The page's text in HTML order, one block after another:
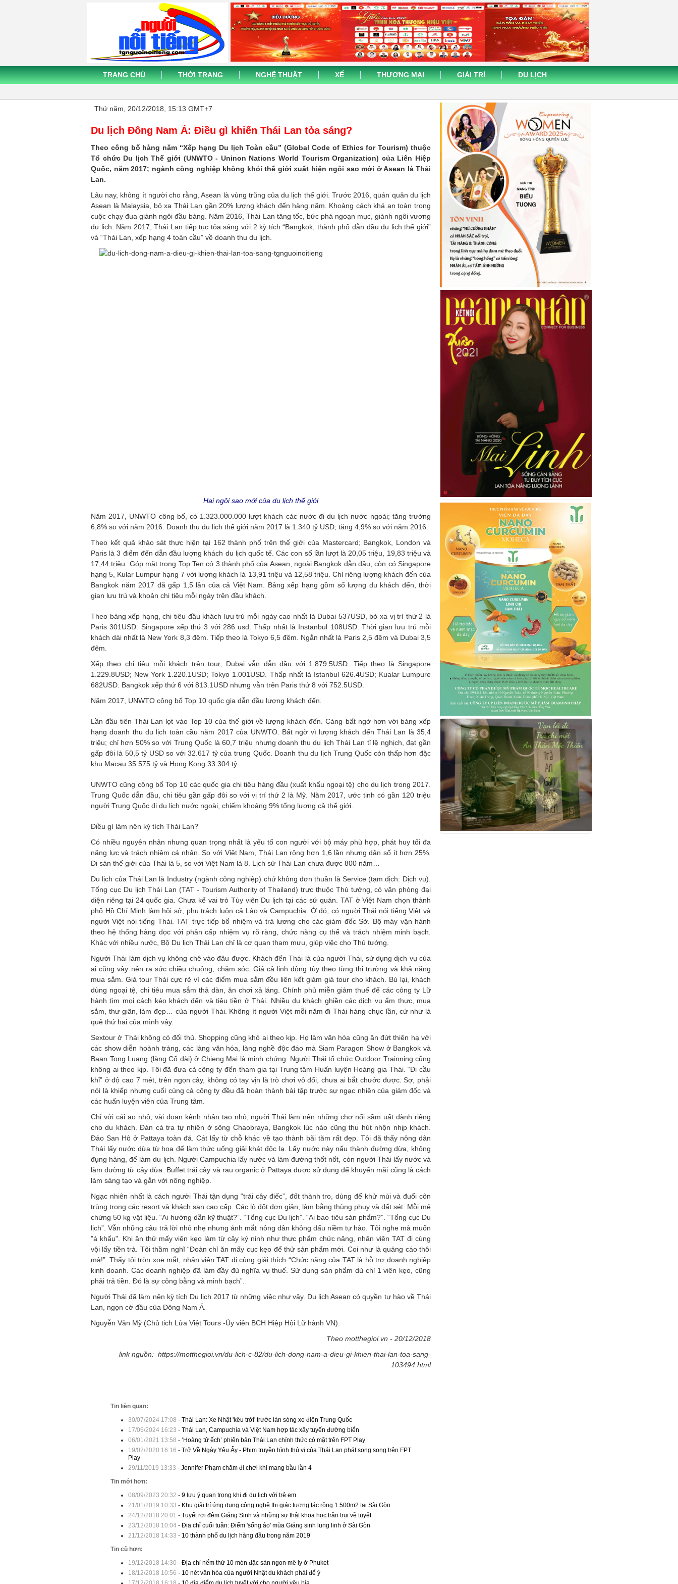
TRANG CHỦ THỜI TRANG NGHỆ THUẬT XẾ THƯƠNG MẠI GIẢI TRÍ DU LỊCH
Thứ năm, 20/12/2018, 15:13 GMT+7
Du lịch Đông Nam Á: Điều gì khiến Thái Lan tỏa sáng?
Theo công bố hàng năm “Xếp hạng Du lịch Toàn cầu” (Global Code of Ethics for Tourism) thuộc
Tổ chức Du lịch Thế giới (UNWTO - Uninon Nations World Tourism Organization) của Liên Hiệp
Quốc, năm 2017; ngành công nghiệp không khói thế giới xuất hiện ngôi sao mới ở Asean là Thái
Lan.
Lâu nay, không ít người cho rằng, Asean là vùng trũng của du lịch thế giới. Trước 2016, quán quân du lịch
Asean là Malaysia, bỏ xa Thái Lan gần 20% lượng khách đến hàng năm. Khoảng cách khá an toàn trong
cuộc chạy đua giành ngôi đầu bảng. Năm 2016, Thái Lan tăng tốc, bức phá ngoạn mục, giành ngôi vương
du lịch. Năm 2017, Thái Lan tiếp tục tỏa sáng với 2 kỳ tích “Bangkok, thành phố dẫn đầu du lịch thế giới”
và “Thái Lan, xếp hạng 4 toàn cầu” về doanh thu du lịch.
Hai ngôi sao mới của du lịch thế giới
Năm 2017, UNWTO công bố, có 1.323.000.000 lượt khách các nước đi du lịch nước ngoài; tăng trưởng
6,8% so với năm 2016. Doanh thu du lịch thế giới năm 2017 là 1.340 tỷ USD; tăng 4,9% so với năm 2016.
Theo kết quả khảo sát thực hiện tại 162 thành phố trên thế giới của Mastercard; Bangkok, London và
Paris là 3 điểm đến dẫn đầu lượng khách du lịch quốc tế. Các con số lần lượt là 20,05 triệu, 19,83 triệu và
17,44 triệu. Góp mặt trong Top Ten có 3 thành phố của Asean, ngoài Bangkok dẫn đầu, còn có Singapore
hạng 5, Kular Lumpur hạng 7 với lượng khách là 13,91 triệu và 12,58 triệu. Chỉ riêng lượng khách đến của
Bangkok năm 2017 đã gấp 1,5 lần của cả Việt Nam. Bảng xếp hạng gồm số lượng du khách đến, thời
gian lưu trú và khoản chi tiêu mỗi ngày trên đầu khách.
Theo bảng xếp hạng, chi tiêu đầu khách lưu trú mỗi ngày cao nhất là Dubai 537USD, bỏ xa vị trí thứ 2 là
Paris 301USD. Singapore xếp thứ 3 với 286 usd. Thấp nhất là Instanbul 108USD. Thời gian lưu trú mỗi
khách dài nhất là New York 8,3 đêm. Tiếp theo là Tokyo 6,5 đêm. Ngắn nhất là Paris 2,5 đêm và Dubai 3,5
đêm.
Xếp theo chi tiêu mỗi khách trên tour, Dubai vẫn dẫn đầu với 1.879.5USD. Tiếp theo là Singapore
1.229.8USD; New York 1.220.1USD; Tokyo 1.001USD. Thấp nhất là Istanbul 626.4USD; Kualar Lumpure
682USD. Bangkok xếp thứ 6 với 813.1USD nhưng vẫn trên Paris thứ 8 với 752.5USD.
Năm 2017, UNWTO công bố Top 10 quốc gia dẫn đầu lượng khách đến.
Lần đầu tiên Thái Lan lọt vào Top 10 của thế giới về lượng khách đến. Càng bất ngờ hơn với bảng xếp
hạng doanh thu du lịch toàn cầu năm 2017 của UNWTO. Bất ngờ vì lượng khách đến Thái Lan là 35,4
triệu; chỉ hơn 50% so với Trung Quốc là 60,7 triệu nhưng doanh thu du lịch Thái Lan tỉ lệ nghịch, đạt gần
gấp đôi là 50,5 tỷ USD so với 32.617 tỷ của trung Quốc. Doanh thu du lịch Trung Quốc còn thấp hơn đặc
khu Macau 35.575 tỷ và Hong Kong 33.304 tỷ.
UNWTO cũng công bố Top 10 các quốc gia chi tiêu hàng đầu (xuất khẩu ngoại tệ) cho du lịch trong 2017.
Trung Quốc dẫn đầu, chi tiêu gần gấp đôi so với vị trí thứ 2 là Mỹ. Năm 2017, ước tinh có gần 120 triệu
người Trung Quốc đi du lịch nước ngoài, chiếm khoảng 9% tổng lượng cả thế giới.
Điều gì làm nên kỳ tích Thái Lan?
Có nhiều nguyên nhân nhưng quan trọng nhất là yếu tố con người với bộ máy phù hợp, phát huy tối đa
năng lực và trách nhiệm cá nhân. So với Việt Nam, Thái Lan rộng hơn 1,6 lần nhưng dân số ít hơn 25%.
Di sản thế giới của Thái là 5, so với Việt Nam là 8. Lịch sử Thái Lan chưa được 800 năm…
Du lịch của Thái Lan là Industry (ngành công nghiệp) chứ không đơn thuần là Service (tạm dịch: Dịch vụ).
Tổng cục Du lịch Thái Lan (TAT - Tourism Authority of Thailand) trực thuộc Thủ tướng, có văn phòng đại
diện riêng tại 24 quốc gia. Chưa kể vai trò Tùy viên Du lịch tại các sứ quán. TAT ở Việt Nam chọn thành
phố Hồ Chí Minh làm hội sở, phụ trách luôn cả Lào và Campuchia. Ở đó, có người Thái nói tiếng Việt và
người Việt nói tiếng Thái. TAT trực tiếp bổ nhiệm và trả lương cho các giám đốc Sở. Bộ máy vận hành
theo hệ thống hàng dọc với phân cấp nhiệm vụ rõ ràng, chức năng cụ thể và trách nhiệm minh bạch.
Khác với nhiều nước, Bộ Du lịch Thái Lan chỉ là cơ quan tham mưu, giúp việc cho Thủ tướng.
Người Thái làm dịch vụ không chê vào đâu được. Khách đến Thái là của người Thái, sử dụng dịch vụ của
ai cũng vậy nên ra sức chiều chuộng, chăm sóc. Giá cả linh động tùy theo từng thị trường và khả năng
mua sắm. Giá tour Thái cực rẻ vì các điểm mua sắm đều liên kết giảm giá tour cho khách. Bù lại, khách
dùng ngoại tệ, chi tiêu mua sắm thả dàn, ăn chơi xả láng. Chính phủ miễn giảm thuế để các công ty Lữ
hành tìm mọi cách kéo khách đến và tiêu tiền ở Thái. Nhiều du khách ghiền các dịch vụ ẩm thực, mua
sắm, thư giãn, làm đẹp… của người Thái. Không ít người Việt mỗi năm đi Thái hàng chục lần, cứ như là
quê thứ hai của mình vậy.
Sextour ở Thái không có đối thủ. Shopping cũng khó ai theo kịp. Họ làm văn hóa cũng ăn đứt thiên hạ với
các show diễn hoành tráng, các làng văn hóa, làng nghề độc đáo mà Siam Paragon Show ở Bangkok và
Baan Tong Luang (làng Cổ dài) ở Chieng Mai là minh chứng. Người Thái tổ chức Outdoor Trainning cũng
không ai theo kịp. Tôi đã đưa cả công ty đến tham gia tại Trung tâm Huấn luyện Hoàng gia Thái. “Đi cầu
khỉ” ở độ cao 7 mét, trên ngọn cây, không có tay vịn là trò chơi vô đối, chưa ai bắt chước được. Sợ, phải
nói là khiếp nhưng cuối cùng cả công ty đều đã hoàn thành bài tập trước sự ngạc nhiên của giám đốc và
các huấn luyện viên của Trung tâm.
Chỉ với cái ao nhỏ, vài đoạn kênh nhân tạo nhỏ, người Thái làm nên những chợ nổi sầm uất dành riêng
cho du khách. Đàn cá tra tự nhiên ở sông Chaobraya, Bangkok lúc nào cũng thu hút nhộn nhịp khách.
Đảo San Hô ở Pattaya toàn đá. Cát lấy từ chỗ khác về tạo thành bãi tăm rất đẹp. Tôi đã thấy nông dân
Thái lấy nước dừa từ hoa để làm thức uống giải khát độc lạ. Lấy nước này nấu thành đường dừa, không
đụng hàng, để làm du lịch. Người Campuchia lấy nước và làm đường thốt nốt, còn người Thái lấy nước và
làm đường từ cây dừa. Buffet trái cây và rau organic ở Pattaya được sử dụng để khuyến mãi cũng là cách
làm sáng tạo và gắn với nông nghiệp.
Ngạc nhiên nhất là cách người Thái tận dụng “trái cây điếc”, đốt thành tro, dùng để khử mùi và đuổi côn
trùng trong các resort và khách sạn cao cấp. Các lò đốt đơn giản, làm bằng thùng phuy và đất sét. Mỗi mẻ
chừng 50 kg vật liệu. “Ai hướng dẫn kỹ thuật?”. “Tổng cục Du lịch”. “Ai bao tiêu sản phẩm?”. “Tổng cục Du
lịch”. Vẫn những câu trả lời nhỏ nhẹ nhưng ánh mắt nông dân không dấu niềm tự hào. Tôi nghe mà muốn
"á khẩu". Khi ăn thử mấy viên kẹo làm từ cây ký ninh như thực phẩm chức năng, nhân viên TAT đi cùng
vội lấy tiền trả. Tôi thầm nghĩ “Đoàn chỉ ăn mấy cục kẹo để thử sản phẩm mới. Coi như là quảng cáo thôi
mà!”. Thấy tôi tròn xoe mắt, nhân viên TAT đi cùng giải thích “Chức năng của TAT là hỗ trợ doanh nghiệp
kinh doanh. Các doanh nghiệp đã làm đầy đủ nghĩa vụ thuế. Sử dụng sản phẩm dù chỉ 1 viên kẹo, cũng
phải trả tiền. Đó là sự công bằng và minh bạch”.
Người Thái đã làm nên kỳ tích Du lịch 2017 từ những việc như vậy. Du lịch Asean có quyền tự hào về Thái
Lan, ngọn cờ đầu của Đông Nam Á.
Nguyễn Văn Mỹ (Chủ tịch Lửa Việt Tours -Ủy viên BCH Hiệp Hội Lữ hành VN).
Theo motthegioi.vn - 20/12/2018
link nguồn: https://motthegioi.vn/du-lich-c-82/du-lich-dong-nam-a-dieu-gi-khien-thai-lan-toa-sang-
103494.html
Tin liên quan:
30/07/2024 17:08 - Thái Lan: Xe Nhật 'kêu trời' trước làn sóng xe điện Trung Quốc
17/06/2024 16:23 - Thái Lan, Campuchia và Việt Nam hợp tác xây tuyến đường biển
06/01/2021 13:58 - ‘Hoàng tử ếch’ phiên bản Thái Lan chính thức có mặt trên FPT Play
19/02/2020 16:16 - Trở Về Ngày Yêu Ấy - Phim truyền hình thú vị của Thái Lan phát song song trên FPT
Play
29/11/2019 13:33 - Jennifer Phạm chăm đi chơi khi mang bầu lần 4
Tin mới hơn:
08/09/2023 20:32 - 9 lưu ý quan trọng khi đi du lịch với trẻ em
21/01/2019 10:33 - Khu giải trí ứng dụng công nghệ thị giác tương tác rộng 1.500m2 tại Sài Gòn
24/12/2018 20:01 - Tuyết rơi đêm Giáng Sinh và những sự thật khoa học trần trụi về tuyết
23/12/2018 10:04- Địa chỉ cuối tuần: Điểm 'sống ảo' mùa Giáng sinh lung linh ở Sài Gòn
21/12/2018 14:33 - 10 thành phố du lịch hàng đầu trong năm 2019
Tin cũ hơn:
19/12/2018 14:30 - Địa chỉ nếm thử 10 món đặc sản ngon mê ly ở Phuket
18/12/2018 10:56 - 10 nét văn hóa của người Nhật du khách phải để ý